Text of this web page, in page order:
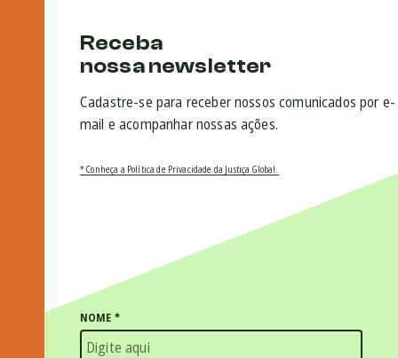
Receba
nossa newsletter
Cadastre-se para receber nossos comunicados por e-
mail e acompanhar nossas ações.
* Conheça a Política de Privacidade da Justiça Global.
NOME *